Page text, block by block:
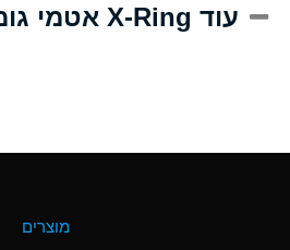
(Aqueous) עוד X-Ring אטמי גומי מאותו החומר
מוצרים